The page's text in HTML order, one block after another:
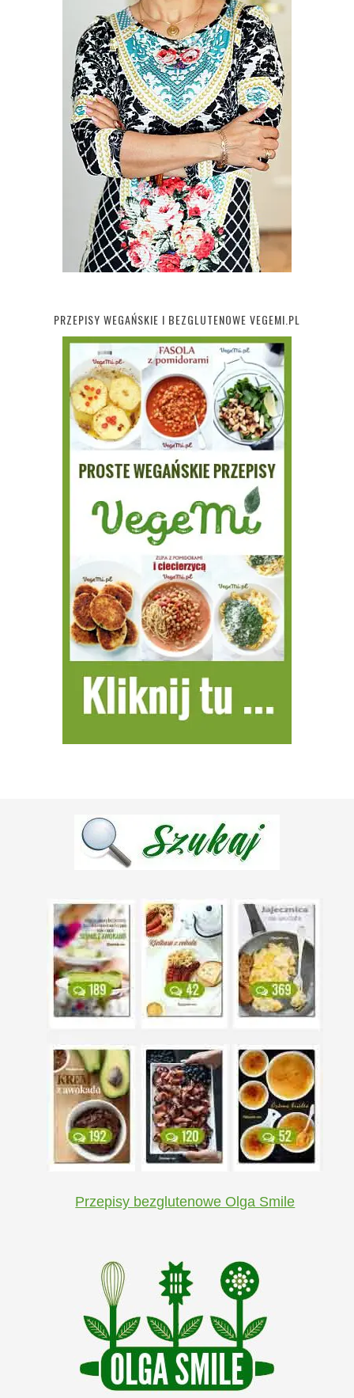
PRZEPISY WEGAŃSKIE I BEZGLUTENOWE VEGEMI.PL
Przepisy bezglutenowe Olga Smile